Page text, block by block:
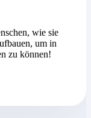
wie sie
um in
zu können!